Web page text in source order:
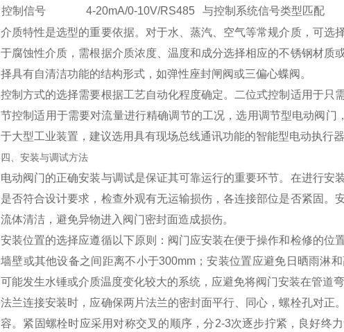
控制信号
4-20mA/0-10V/RS485
与控制系统信号类型匹配
介质特性是选型的重要依据。对于水、蒸汽、空气等常规介质，可选
于腐蚀性介质，需根据介质浓度、温度和成分选择相应的不锈钢材质
择具有自清洁功能的结构形式，如弹性座封闸阀或三偏心蝶阀。
控制方式的选择需要根据工艺自动化程度确定。二位式控制适用于只
节控制适用于需要对流量进行精确调节的工况，选用调节型电动阀
于大型工业装置，建议选用具有现场总线通讯功能的智能型电动执行
四、安装与调试方法
电动阀门的正确安装与调试是保证其可靠运行的重要环节。在进行安
是否符合设计要求，检查外观有无运输损伤，各连接部位是否紧固。
流体清洁，避免异物进入阀门密封面造成损伤。
安装位置的选择应遵循以下原则：阀门应安装在便于操作和检修的位
墙壁或其他设备之间距离不小于300mm；安装位置应避免日晒雨淋
可能发生水锤或介质温度变化较大的系统，应避免将阀门安装在管道
法兰连接安装时，应确保两片法兰的密封面平行、同心，螺栓孔对正
容。紧固螺栓时应采用对称交叉的顺序，分2-3次逐步拧紧，良好终